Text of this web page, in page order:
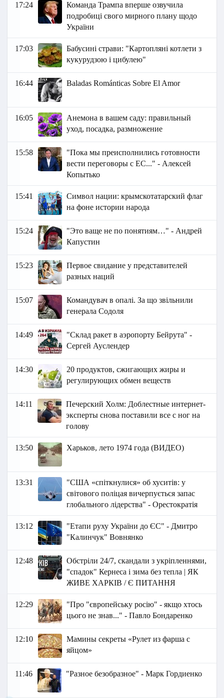
17:24
Команда Трампа вперше озвучила
подробиці свого мирного плану щодо
України
17:03
Бабусині страви: "Картопляні котлети з
кукурудзою і цибулею"
16:44 Baladas Románticas Sobre El Amor
16:05
Анемона в вашем саду: правильный
уход, посадка, размножение
15:58
"Пока мы преисполнились готовности
вести переговоры с ЕС..." - Алексей
Копытько
15:41
Символ нации: крымскотатарский флаг
на фоне истории народа
15:24
"Это ваще не по понятиям…" - Андрей
Капустин
15:23
Первое свидание у представителей
разных наций
15:07
Командувач в опалі. За що звільнили
генерала Содоля
14:49
"Склад ракет в аэропорту Бейрута" -
Сергей Ауслендер
14:30
20 продуктов, сжигающих жиры и
регулирующих обмен веществ
14:11
Печерский Холм: Доблестные интернет-
эксперты снова поставили все с ног на
голову
13:50 Харьков, лето 1974 года (ВИДЕО)
13:31
"США «спіткнулися» об хуситів: у
світового поліцая вичерпується запас
глобального лідерства" - Орестократія
13:12
"Етапи руху України до ЄС" - Дмитро
"Калинчук" Вовнянко
12:48
Обстріли 24/7, скандали з укріпленнями,
"спадок" Кернеса і зима без тепла | ЯК
ЖИВЕ ХАРКІВ / Є ПИТАННЯ
12:29
"Про "європейську росію" - якщо хтось
цього не знав..." - Павло Бондаренко
12:10
Мамины секреты «Рулет из фарша с
яйцом»
11:46 "Разное безобразное" - Марк Гордиенко